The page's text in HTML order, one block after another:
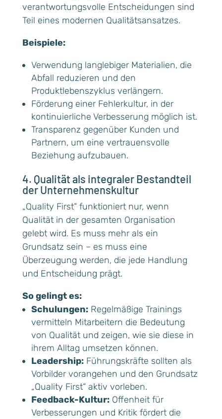
verantwortungsvolle Entscheidungen sind
Teil eines modernen Qualitätsansatzes.
Beispiele:
Verwendung langlebiger Materialien, die
Abfall reduzieren und den
Produktlebenszyklus verlängern.
Förderung einer Fehlerkultur, in der
kontinuierliche Verbesserung möglich ist.
Transparenz gegenüber Kunden und
Partnern, um eine vertrauensvolle
Beziehung aufzubauen.
4. Qualität als integraler Bestandteil
der Unternehmenskultur
„Quality First“ funktioniert nur, wenn
Qualität in der gesamten Organisation
gelebt wird. Es muss mehr als ein
Grundsatz sein – es muss eine
Überzeugung werden, die jede Handlung
und Entscheidung prägt.
So gelingt es:
Schulungen:Regelmäßige Trainings
vermitteln Mitarbeitern die Bedeutung
von Qualität und zeigen, wie sie diese in
ihrem Alltag umsetzen können.
Leadership:Führungskräfte sollten als
Vorbilder vorangehen und den Grundsatz
„Quality First“ aktiv vorleben.
Feedback-Kultur:Offenheit für
Verbesserungen und Kritik fördert die